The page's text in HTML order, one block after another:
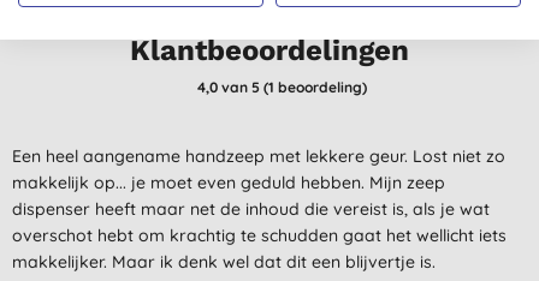
Klantbeoordelingen
4,0van 5 (1 beoordeling)
Een heel aangename handzeep met lekkere geur. Lost niet zo
makkelijk op... je moet even geduld hebben. Mijn zeep
dispenser heeft maar net de inhoud die vereist is, als je wat
overschot hebt om krachtig te schudden gaat het wellicht iets
makkelijker. Maar ik denk wel dat dit een blijvertje is.